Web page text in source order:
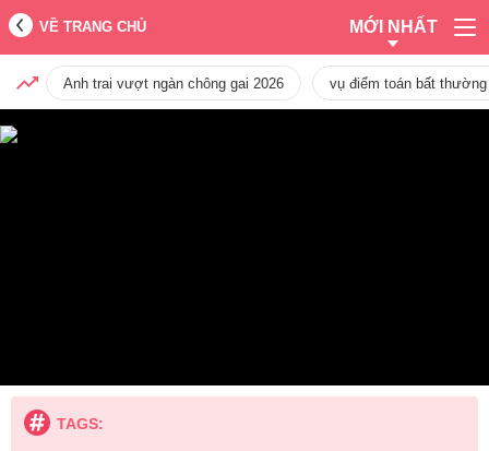
VỀ TRANG CHỦ MỚI NHẤT
Anh trai vượt ngàn chông gai 2026 vụ điểm toán bất
TAGS: